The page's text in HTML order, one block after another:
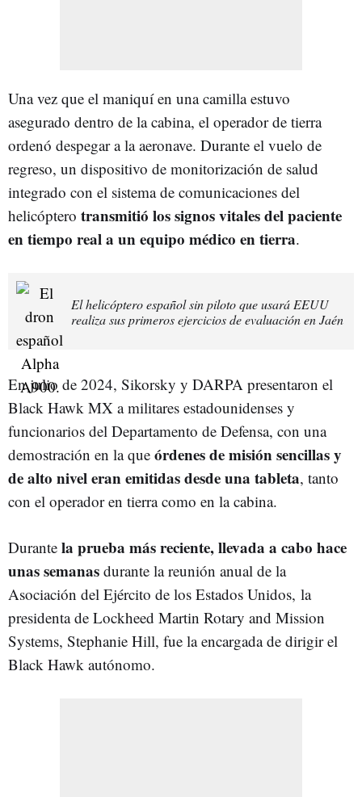
Una vez que el maniquí en una camilla estuvo
asegurado dentro de la cabina, el operador de tierra
ordenó despegar a la aeronave. Durante el vuelo de
regreso, un dispositivo de monitorización de salud
integrado con el sistema de comunicaciones del
helicóptero transmitió los signos vitales del paciente
en tiempo real a un equipo médico en tierra.
El helicóptero español sin piloto que usará EEUU
realiza sus primeros ejercicios de evaluación en Jaén
En julio de 2024, Sikorsky y DARPA presentaron el
Black Hawk MX a militares estadounidenses y
funcionarios del Departamento de Defensa, con una
demostración en la que órdenes de misión sencillas y
de alto nivel eran emitidas desde una tableta, tanto
con el operador en tierra como en la cabina.
Durante la prueba más reciente, llevada a cabo hace
unas semanas durante la reunión anual de la
Asociación del Ejército de los Estados Unidos, la
presidenta de Lockheed Martin Rotary and Mission
Systems, Stephanie Hill, fue la encargada de dirigir el
Black Hawk autónomo.